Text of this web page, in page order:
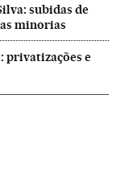
subidas de
minorias
privatizações e